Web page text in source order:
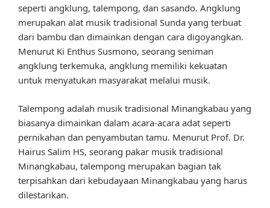
seperti angklung, talempong, dan sasando. Angklung
merupakan alat musik tradisional Sunda yang terbuat
dari bambu dan dimainkan dengan cara digoyangkan.
Menurut Ki Enthus Susmono, seorang seniman
angklung terkemuka, angklung memiliki kekuatan
untuk menyatukan masyarakat melalui musik.
Talempong adalah musik tradisional Minangkabau yang
biasanya dimainkan dalam acara-acara adat seperti
pernikahan dan penyambutan tamu. Menurut Prof. Dr.
Hairus Salim HS, seorang pakar musik tradisional
Minangkabau, talempong merupakan bagian tak
terpisahkan dari kebudayaan Minangkabau yang harus
dilestarikan.